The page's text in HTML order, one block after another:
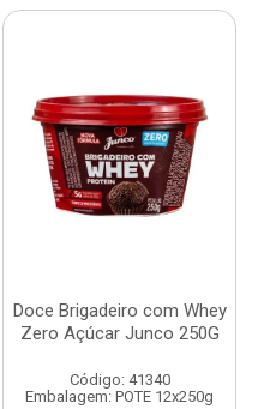
Doce Brigadeiro com Whey
Zero Açúcar Junco 250G
Código: 41340
Embalagem: POTE 12x250g